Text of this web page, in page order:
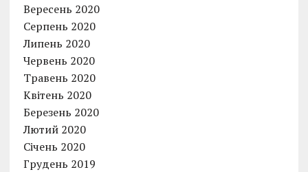
Вересень 2020
Серпень 2020
Липень 2020
Червень 2020
Травень 2020
Квітень 2020
Березень 2020
Лютий 2020
Січень 2020
Грудень 2019